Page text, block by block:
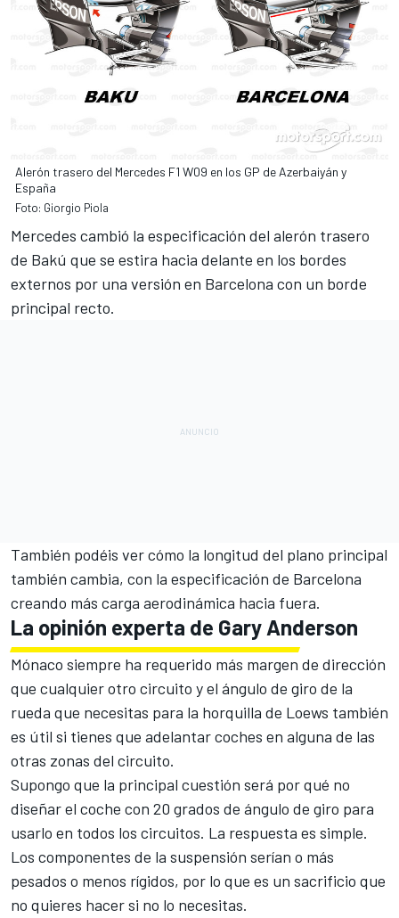
Alerón trasero del Mercedes F1 W09 en los GP de Azerbaiyán y
España
Foto: Giorgio Piola
Mercedes cambió la especificación del alerón trasero
de Bakú que se estira hacia delante en los bordes
externos por una versión en Barcelona con un borde
principal recto.
También podéis ver cómo la longitud del plano principal
también cambia, con la especificación de Barcelona
creando más carga aerodinámica hacia fuera.
La opinión experta de Gary Anderson
Mónaco siempre ha requerido más margen de dirección
que cualquier otro circuito y el ángulo de giro de la
rueda que necesitas para la horquilla de Loews también
es útil si tienes que adelantar coches en alguna de las
otras zonas del circuito.
Supongo que la principal cuestión será por qué no
diseñar el coche con 20 grados de ángulo de giro para
usarlo en todos los circuitos. La respuesta es simple.
Los componentes de la suspensión serían o más
pesados o menos rígidos, por lo que es un sacrificio que
no quieres hacer si no lo necesitas.